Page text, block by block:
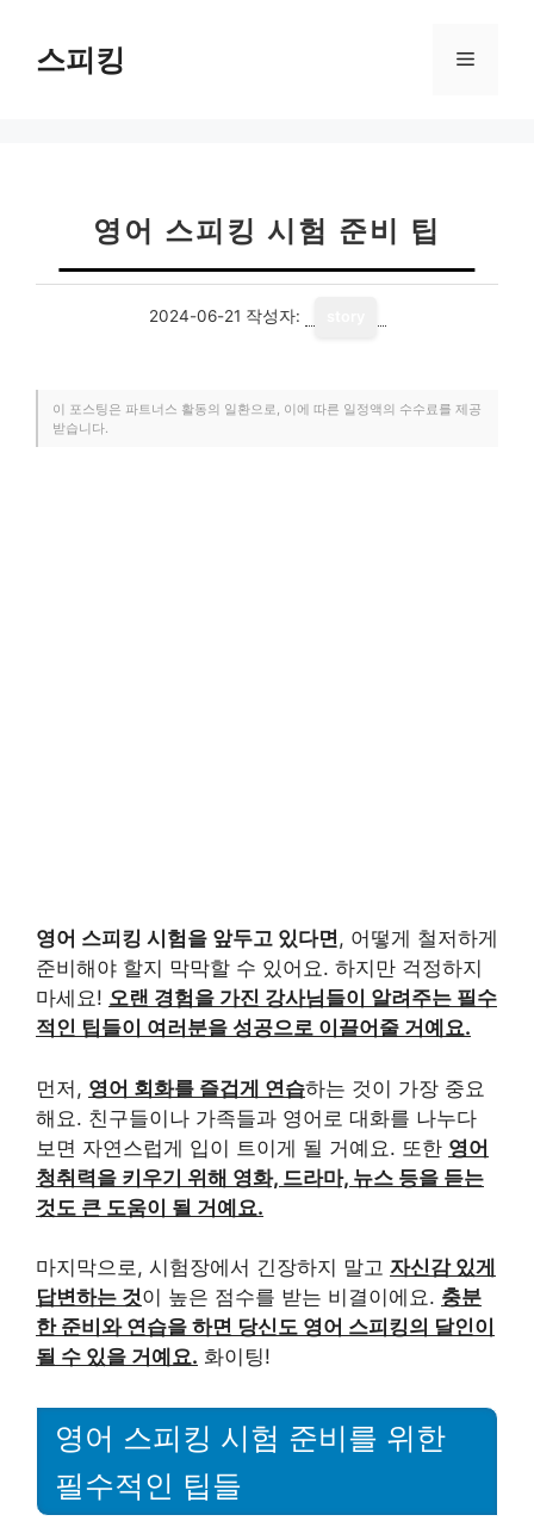
스피킹 메
영어 스피킹 시험 준비 팁
2024-06-21 작성자:
이 포스팅은 파트너스 활동의 일환으로, 이에 따른 일정액의 수수료를 제공
받습니다.
영어 스피킹 시험을 앞두고 있다면, 어떻게 철저하게
준비해야 할지 막막할 수 있어요. 하지만 걱정하지
마세요! 오랜 경험을 가진 강사님들이 알려주는 필수
적인 팁들이 여러분을 성공으로 이끌어줄 거예요.
먼저, 영어 회화를 즐겁게 연습하는 것이 가장 중요
해요. 친구들이나 가족들과 영어로 대화를 나누다
보면 자연스럽게 입이 트이게 될 거예요. 또한 영어
청취력을 키우기 위해 영화, 드라마, 뉴스 등을 듣는
것도 큰 도움이 될 거예요.
마지막으로, 시험장에서 긴장하지 말고 자신감 있게
답변하는 것이 높은 점수를 받는 비결이에요. 충분
한 준비와 연습을 하면 당신도 영어 스피킹의 달인이
될 수 있을 거예요. 화이팅!
영어 스피킹 시험 준비를 위한
필수적인 팁들